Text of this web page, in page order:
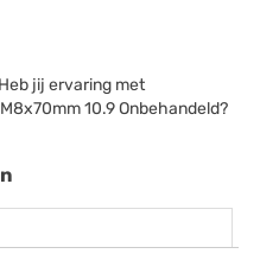
jij ervaring met
10.9 Onbehandeld?